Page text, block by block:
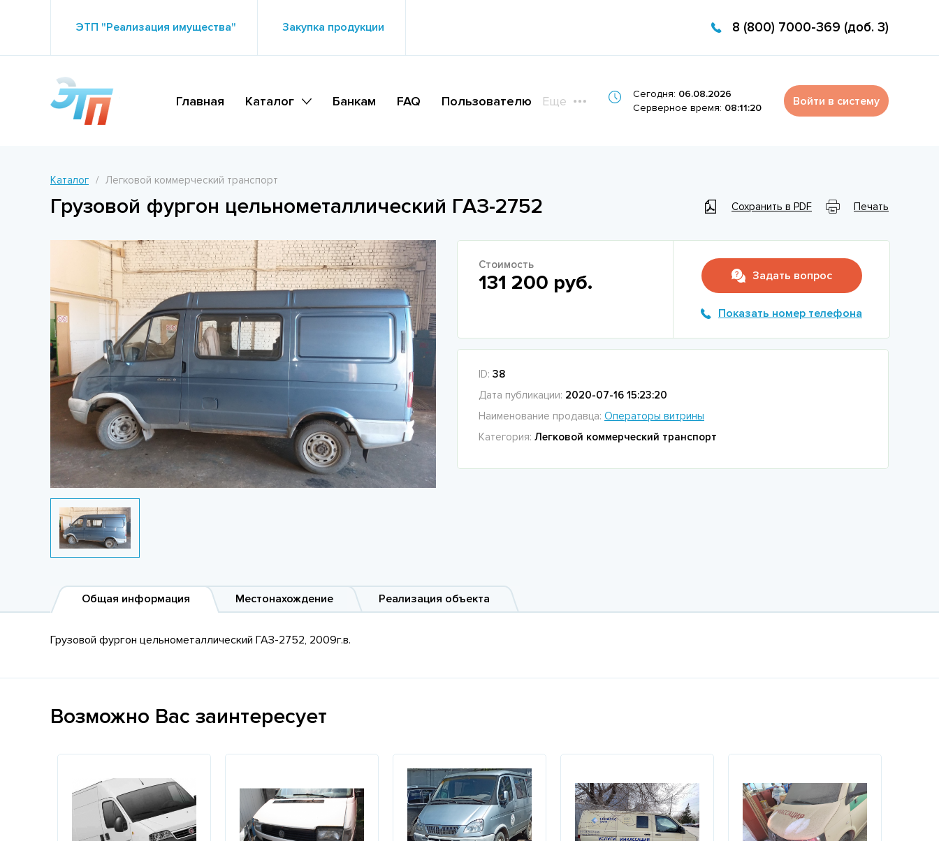
ЭТП "Реализация имущества" Закупка продукции 8 (800) 7000-369 (доб. 3)
Главная Каталог Банкам FAQ Пользователю Еще Сегодня: 06.08.2026
Серверное время: 08:11:20 Войти в систему
Каталог Легковой коммерческий транспорт
Грузовой фургон цельнометаллический ГАЗ-2752 Сохранить в PDF Печать
Стоимость
131 200 руб. Задать вопрос
Показать номер телефона
ID: 38
Дата публикации: 2020-07-16 15:23:20
Наименование продавца: Операторы витрины
Категория: Легковой коммерческий транспорт
Общая информация Местонахождение Реализация объекта
Грузовой фургон цельнометаллический ГАЗ-2752, 2009г.в.
Возможно Вас заинтересует